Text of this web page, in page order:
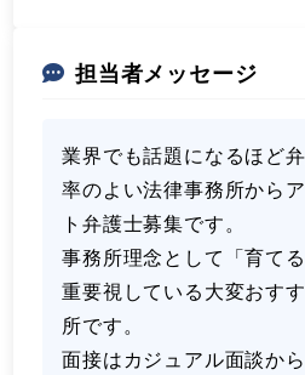
担当者メッセージ
業界でも話題になるほど
率のよい法律事務所から
ト弁護士募集です。
事務所理念として「育て
重要視している大変おす
所です。
面接はカジュアル面談か